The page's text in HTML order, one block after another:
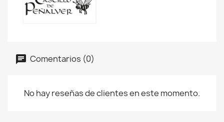
Comentarios (0)
No hay reseñas de clientes en este momento.